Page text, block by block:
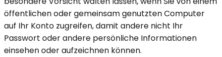
öffentlichen oder gemeinsam genutzten Computer
auf Ihr Konto zugreifen, damit andere nicht Ihr
Passwort oder andere persönliche Informationen
einsehen oder aufzeichnen können.